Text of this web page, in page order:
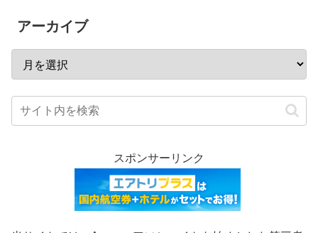
アーカイブ
スポンサーリンク